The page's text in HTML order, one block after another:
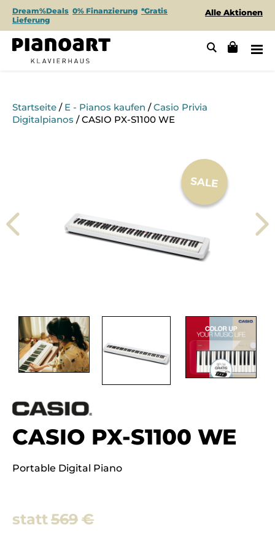
Dream%Deals 0% Finanzierung *Gratis
Lieferung
Alle Aktionen
Startseite / E - Pianos kaufen /Casio Privia
Digitalpianos / CASIO PX-S1100 WE
CASIO PX-S1100 WE
Portable Digital Piano
569 €